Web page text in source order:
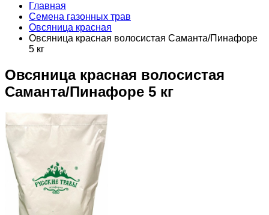
Главная
Семена газонных трав
Овсяница красная
Овсяница красная волосистая Саманта/Пинафоре
5 кг
Овсяница красная волосистая
Саманта/Пинафоре 5 кг